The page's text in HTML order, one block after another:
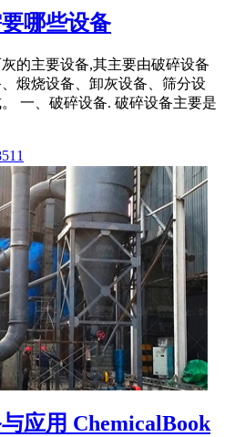
哪些设备
的主要设备,其主要由破碎设备
、煅烧设备、卸灰设备、筛分设
一、破碎设备. 破碎设备主要是
应用 ChemicalBook